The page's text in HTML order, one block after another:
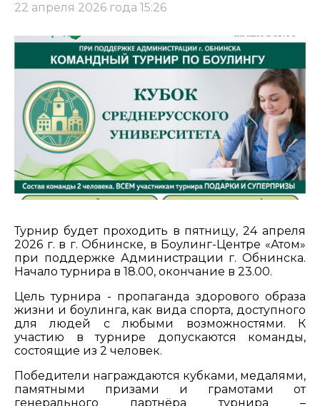
22 апреля 2026 года 15:26
Турнир будет проходить в пятницу, 24 апреля
2026 г. в г. Обнинске, в Боулинг-Центре «Атом»
при поддержке Администрации г. Обнинска.
Начало турнира в 18.00, окончание в 23.00.
Цель турнира - пропаганда здорового образа
жизни и боулинга, как вида спорта, доступного
для людей с любыми возможностями. К
участию в турнире допускаются команды,
состоящие из 2 человек.
Победители награждаются кубками, медалями,
памятными призами и грамотами от
генерального партнёра турнира –